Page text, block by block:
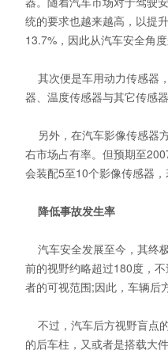
统的要求也越来越高，以提
13.7%，因此从汽车安全角
其次便是车用动力传感器
器、温度传感器与其它传感
另外，在汽车影像传感器
右市场占有率。但预期至
会装配5至10个影像传感器
降低事故发生率
汽车安全发展至今，其终
前的视野约略超过180度，
者的可视范围;因此，车辆后
不过，汽车后方视野盲点
的后车柱，又或者是搭载大